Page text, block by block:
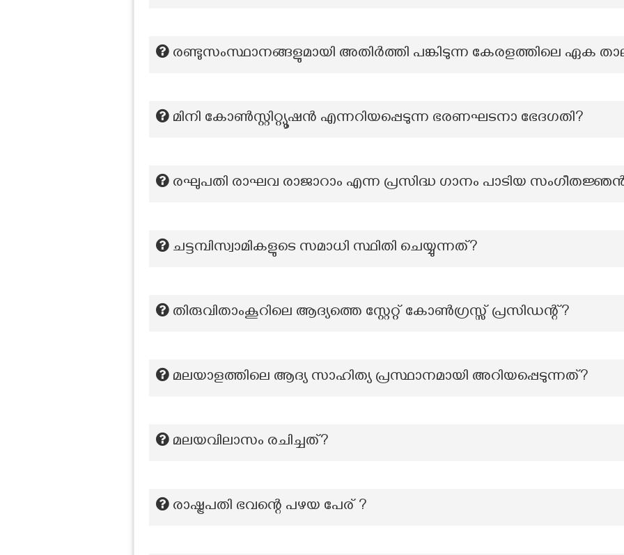
രണ്ടുസംസ്ഥാനങ്ങളുമായി അതിര്‍ത്തി പങ്കിടുന്ന കേരളത്തിലെ ഏക
മിനി കോണ്‍സ്റ്റിറ്റ്യൂഷന്‍ എന്നറിയപ്പെടുന്ന ഭരണഘടനാ ഭേദഗതി?
രഘുപതി രാഘവ രാജാറാം എന്ന പ്രസിദ്ധ ഗാനം പാടിയ
ചട്ടമ്പിസ്വാമികളുടെ സമാധി സ്ഥിതി ചെയ്യുന്നത്?
തിരുവിതാംകൂറിലെ ആദ്യത്തെ സ്റ്റേറ്റ് കോൺഗ്രസ്സ് പ്രസിഡന്റ്?
മലയാളത്തിലെ ആദ്യ സാഹിത്യ പ്രസ്ഥാനമായി അറിയപ്പെടുന്നത്?
മലയവിലാസം രചിച്ചത്?
രാഷ്ട്രപതി ഭവന്റെ പഴയ പേര് ?